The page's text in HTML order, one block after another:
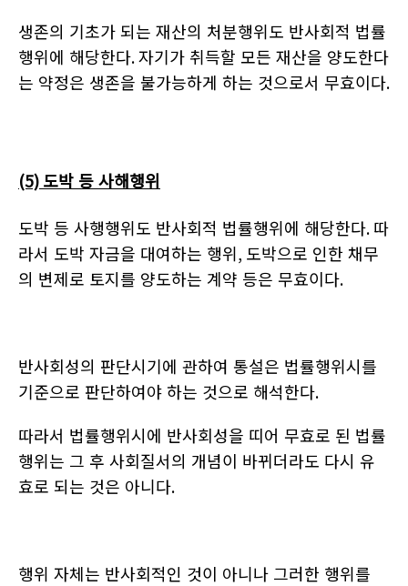
생존의 기초가 되는 재산의 처분행위도 반사회적 법률
행위에 해당한다.자기가 취득할 모든 재산을 양도한다
는 약정은 생존을 불가능하게 하는 것으로서 무효이다.
(5)도박 등 사해행위
도박 등 사행행위도 반사회적 법률행위에 해당한다.따
라서 도박 자금을 대여하는 행위, 도박으로 인한 채무
의 변제로 토지를 양도하는 계약 등은 무효이다.
반사회성의 판단시기에 관하여 통설은 법률행위시를
기준으로 판단하여야 하는 것으로 해석한다.
따라서 법률행위시에 반사회성을 띠어 무효로 된 법률
행위는 그 후 사회질서의 개념이 바뀌더라도 다시 유
효로 되는 것은 아니다.
행위 자체는 반사회적인 것이 아니나 그러한 행위를